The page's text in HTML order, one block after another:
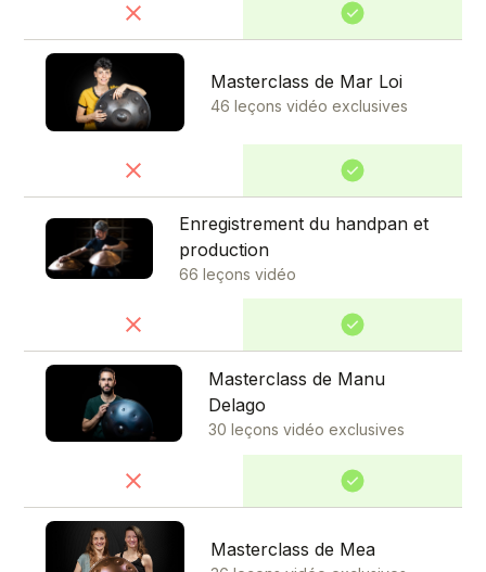
Masterclass de Mar Loi
46 leçons vidéo exclusives
Enregistrement du handpan et
production
66 leçons vidéo
Masterclass de Manu
Delago
30 leçons vidéo exclusives
Masterclass de Mea